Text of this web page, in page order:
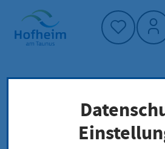
Startseite"
Dienstleistung-
Lokale Anliegen
Anerkennung als Hebamme